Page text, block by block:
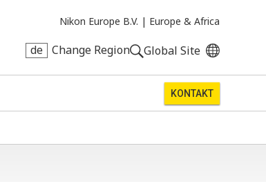
Nikon Europe B.V. | Europe & Africa
de Change Region Global Site
KONTAKT